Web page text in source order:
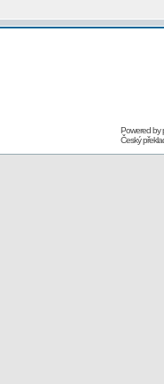
Powered by
Český